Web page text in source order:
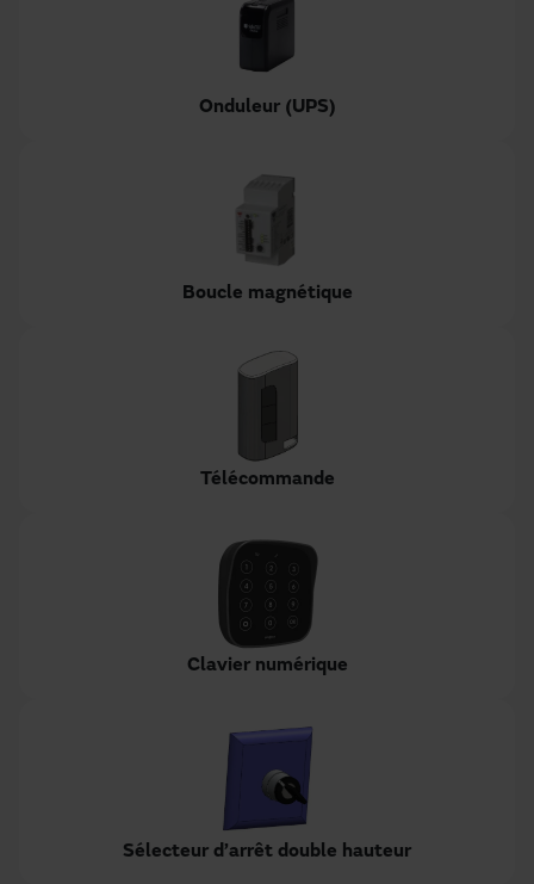
Onduleur (UPS)
Boucle magnétique
Télécommande
Clavier numérique
Sélecteur d’arrêt double hauteur